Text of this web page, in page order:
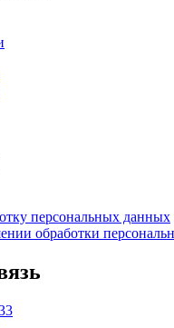
персональных данных
обработки